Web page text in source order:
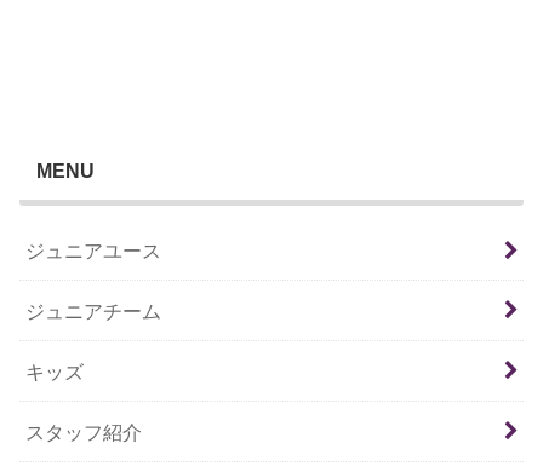
MENU
ジュニアユース
ジュニアチーム
キッズ
スタッフ紹介